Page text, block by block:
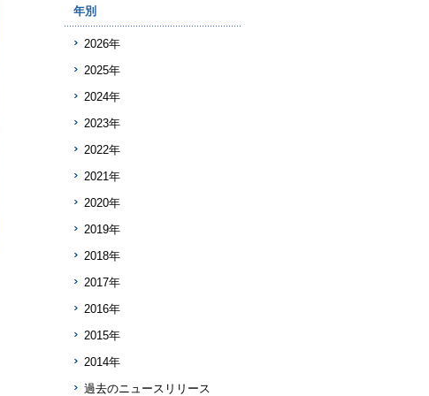
年別
2026年
2025年
2024年
2023年
2022年
2021年
2020年
2019年
2018年
2017年
2016年
2015年
2014年
過去のニュースリリース